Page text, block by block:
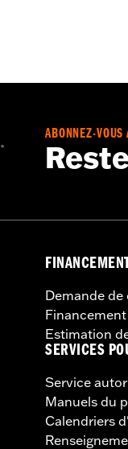
ABONNEZ-
Demande de
Estimation
SERVICES
Service
Manuels du
Calendriers